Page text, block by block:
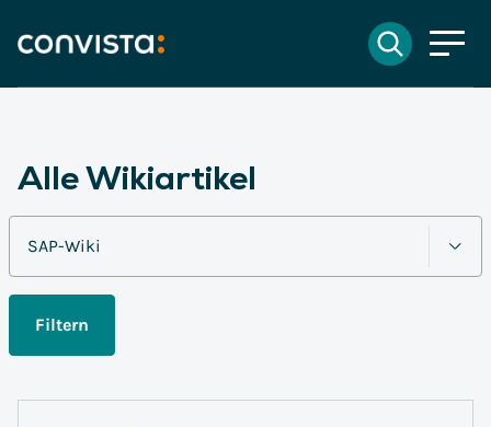
Suchen
Suchen
Alle Wikiartikel
Filtern